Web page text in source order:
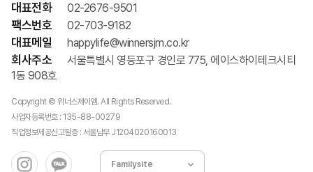
대표전화 02-2676-9501
팩스번호 02-703-9182
대표메일 happylife@winnersjm.co.kr
회사주소
서울특별시 영등포구 경인로 775, 에이스하이테크시티
1동 908호
Copyright © 위너스제이엠. All Rights Reserved.
사업자등록번호 : 135-88-00279
직업정보제공신고필증 : 서울남부 J1204020160013
Familysite